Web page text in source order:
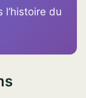
l’histoire du